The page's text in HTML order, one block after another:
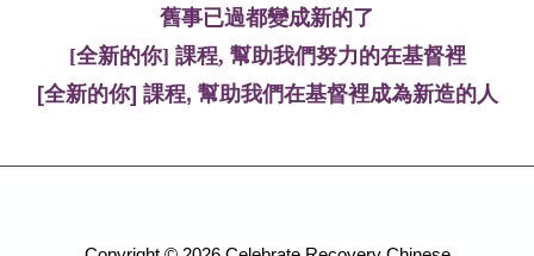
舊事已過都變成新的了
[全新的你] 課程, 幫助我們努力的在基督裡
[全新的你] 課程, 幫助我們在基督裡成為新造的人